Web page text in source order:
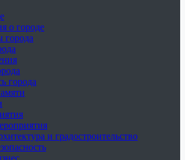
о городе
города
города
и градостроительство